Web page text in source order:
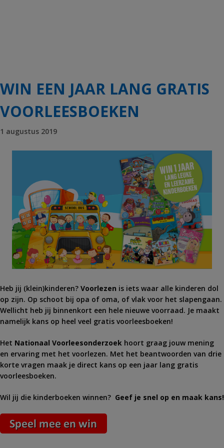
WIN EEN JAAR LANG GRATIS
VOORLEESBOEKEN
1 augustus 2019
Heb jij (klein)kinderen? Voorlezen is iets waar alle kinderen dol
op zijn. Op schoot bij opa of oma, of vlak voor het slapengaan.
Wellicht heb jij binnenkort een hele nieuwe voorraad. Je maakt
namelijk kans op heel veel gratis voorleesboeken!
Het Nationaal Voorleesonderzoek hoort graag jouw mening
en ervaring met het voorlezen. Met het beantwoorden van drie
korte vragen maak je direct kans op een jaar lang gratis
voorleesboeken.
Wil jij die kinderboeken winnen? Geef je snel op en maak kans!